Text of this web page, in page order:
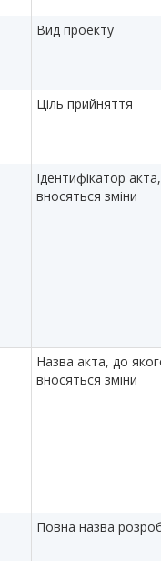
Вид проекту
Ціль прийняття
Ідентифікатор
вносяться зміни
Назва акта, до
вносяться зміни
Повна назва